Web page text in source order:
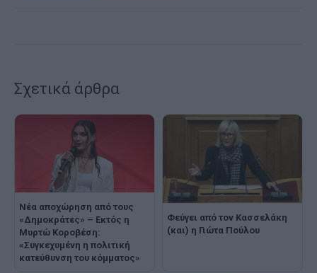
Σχετικά άρθρα
Νέα αποχώρηση από τους
«Δημοκράτες» – Εκτός η
Μυρτώ Κοροβέση:
«Συγκεχυμένη η πολιτική
κατεύθυνση του κόμματος»
Φεύγει από τον Κασσελάκη
(και) η Γιώτα Πούλου